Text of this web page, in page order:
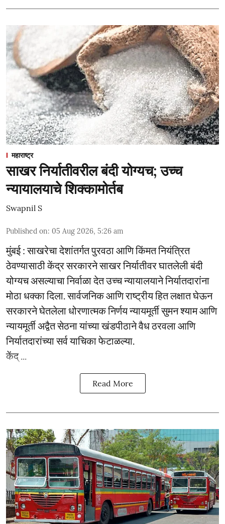
महाराष्ट्र
साखर निर्यातीवरील बंदी योग्यच; उच्च
न्यायालयाचे शिक्कामोर्तब
Swapnil S
Published on: 05 Aug 2026, 5:26 am
मुंबई : साखरेचा देशांतर्गत पुरवठा आणि किंमत नियंत्रित
ठेवण्यासाठी केंद्र सरकारने साखर निर्यातीवर घातलेली बंदी
योग्यच असल्याचा निर्वाळा देत उच्च न्यायालयाने निर्यातदारांना
मोठा धक्का दिला. सार्वजनिक आणि राष्ट्रीय हित लक्षात घेऊन
सरकारने घेतलेला धोरणात्मक निर्णय न्यायमूर्ती सुमन श्याम आणि
न्यायमूर्ती अद्वैत सेठना यांच्या खंडपीठाने वैध ठरवला आणि
निर्यातदारांच्या सर्व याचिका फेटाळल्या.
केंद् ...
Read More